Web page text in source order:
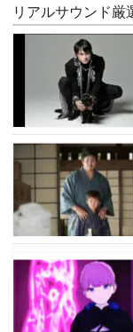
リアルサウンド厳